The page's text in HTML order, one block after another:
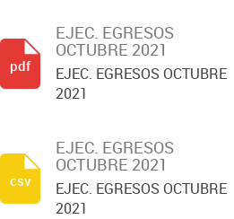
EJEC. EGRESOS
OCTUBRE 2021
EJEC. EGRESOS OCTUBRE
2021
pdf
EJEC. EGRESOS
OCTUBRE 2021
EJEC. EGRESOS OCTUBRE
2021
csv